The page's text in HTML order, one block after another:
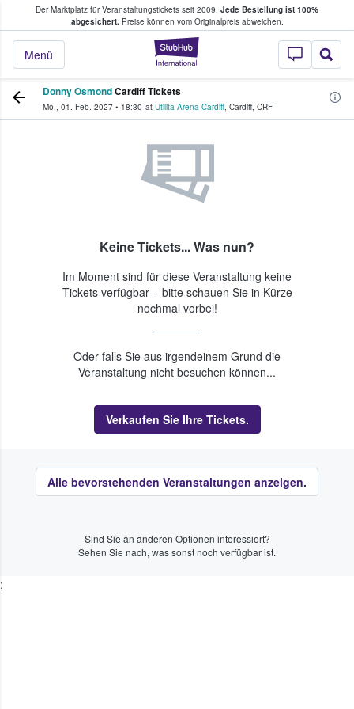
Der Marktplatz für Veranstaltungstickets seit 2009. Jede Bestellung ist 100%
abgesichert.Preise können vom Originalpreis abweichen.
StubHub - Wo
Menü
Tickets kaufen & verkaufen
Donny OsmondCardiff Tickets
Mo., 01. Feb. 2027 • 18:30 at Utilita Arena Cardiff, Cardiff, CRF
Keine Tickets... Was nun?
Im Moment sind für diese Veranstaltung keine
Tickets verfügbar – bitte schauen Sie in Kürze
nochmal vorbei!
Oder falls Sie aus irgendeinem Grund die
Veranstaltung nicht besuchen können...
Verkaufen Sie Ihre Tickets.
Alle bevorstehenden Veranstaltungen anzeigen.
Sind Sie an anderen Optionen interessiert?
Sehen Sie nach, was sonst noch verfügbar ist.
;